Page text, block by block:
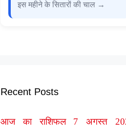
इस महीने के सितारों की चाल →
Recent Posts
आज का राशिफल 7 अगस्त